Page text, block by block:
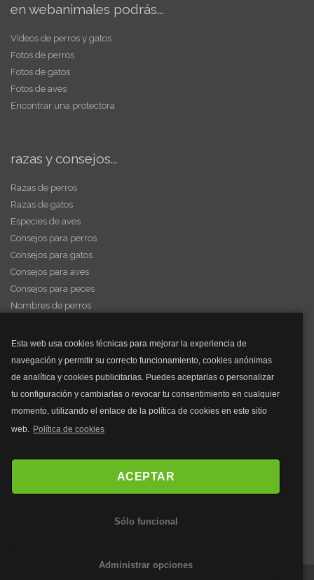
Esta web usa cookies técnicas para mejorar la experiencia de
navegación y permitir su correcto funcionamiento, cookies anónimas
de analítica y cookies publicitarias. Puedes aceptarlas o personalizar
tu configuración y cambiarlas o revocar tu consentimiento en cualquier
momento, utilizando el enlace de la política de cookies en este sitio
web. Política de cookies
ACEPTAR
Sólo funcional
Administrar opciones
en webanimales podrás...
Vídeos de perros y gatos
Fotos de perros
Fotos de gatos
Fotos de aves
Encontrar una protectora
razas y consejos...
Razas de perros
Razas de gatos
Especies de aves
Consejos para perros
Consejos para gatos
Consejos para aves
Consejos para peces
Nombres de perros
y mucho más...